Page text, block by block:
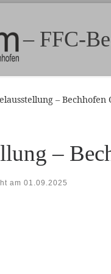
– FFC-
– Bechhofen
–
am 01.09.2025